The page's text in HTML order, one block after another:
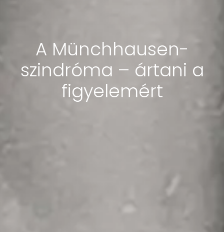
A Münchhausen-
szindróma – ártani a
figyelemért